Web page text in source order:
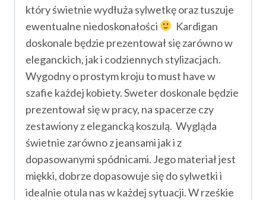
który świetnie wydłuża sylwetkę oraz tuszuje
ewentualne niedoskonałości
Kardigan
doskonale będzie prezentował się zarówno w
eleganckich, jak i codziennych stylizacjach.
Wygodny o prostym kroju to must have w
szafie każdej kobiety. Sweter doskonale będzie
prezentował się w pracy, na spacerze czy
zestawiony z elegancką koszulą. Wygląda
świetnie zarówno z jeansami jak i z
dopasowanymi spódnicami. Jego materiał jest
miękki, dobrze dopasowuje się do sylwetki i
idealnie otula nas w każdej sytuacji. W rześkie